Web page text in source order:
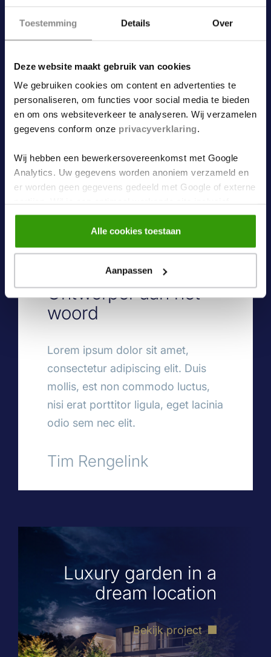
Toestemming Details Over
Deze website maakt gebruik van cookies
We gebruiken cookies om content en advertenties te
personaliseren, om functies voor social media te bieden
en om ons websiteverkeer te analyseren. Wij verzamelen
gegevens conform onze privacyverklaring.
Wij hebben een bewerkersovereenkomst met Google
Analytics. Uw gegevens worden anoniem verzameld en
er worden geen gegevens gedeeld met Google of externe
embedded content? Vink dan alle vakjes aan. Je kunt
altijd jouw toestemming aanpassen middels
onzecookiebeleidpagina.
Alle cookies toestaan
Aanpassen
Ontwerper aan het
woord
Lorem ipsum dolor sit amet,
consectetur adipiscing elit. Duis
mollis, est non commodo luctus,
nisi erat porttitor ligula, eget lacinia
odio sem nec elit.
Tim Rengelink
Luxury garden in a
dream location
Bekijk project